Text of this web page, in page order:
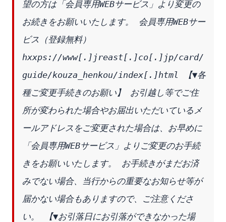
望の方は「会員専用WEBサービス」より変更の
お続きをお願いいたします。 会員専用WEBサー
ビス（登録無料）
hxxps://www[.]jreast[.]co[.]jp/card/
guide/kouza_henkou/index[.]html 【▼各
種ご変更手続きのお願い】 お引越し等でご住
所が変わられた場合やお届出いただいているメ
ールアドレスをご変更された場合は、お早めに
「会員専用WEBサービス」よりご変更のお手続
きをお願いいたします。 お手続きがまだお済
みでない場合、当行からの重要なお知らせ等が
届かない場合もありますので、ご注意くださ
い。 【▼お引落日にお引落ができなかった場